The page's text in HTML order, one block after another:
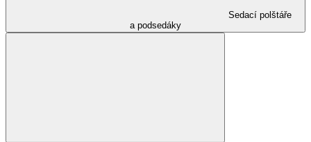
Sedací polštáře
a podsedáky